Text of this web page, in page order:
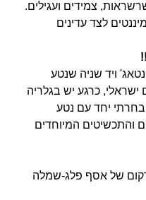
צמידים ועגילים.
לצד עדינים
ויד שניה שנטע
ישראלי, כרגע יש בגלריה
יחד עם נטע
והתכשיטים המיוחדים
של אסף פלג-שמלה